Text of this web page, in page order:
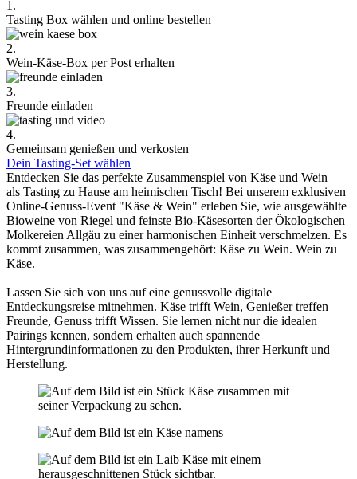
1.
Tasting Box wählen und online bestellen
2.
Wein-Käse-Box per Post erhalten
3.
Freunde einladen
4.
Gemeinsam genießen und verkosten
Dein Tasting-Set wählen
Entdecken Sie das perfekte Zusammenspiel von Käse und Wein –
als Tasting zu Hause am heimischen Tisch! Bei unserem exklusiven
Online-Genuss-Event "Käse & Wein" erleben Sie, wie ausgewählte
Bioweine von Riegel und feinste Bio-Käsesorten der Ökologischen
Molkereien Allgäu zu einer harmonischen Einheit verschmelzen. Es
kommt zusammen, was zusammengehört: Käse zu Wein. Wein zu
Käse.
Lassen Sie sich von uns auf eine genussvolle digitale
Entdeckungsreise mitnehmen. Käse trifft Wein, Genießer treffen
Freunde, Genuss trifft Wissen. Sie lernen nicht nur die idealen
Pairings kennen, sondern erhalten auch spannende
Hintergrundinformationen zu den Produkten, ihrer Herkunft und
Herstellung.